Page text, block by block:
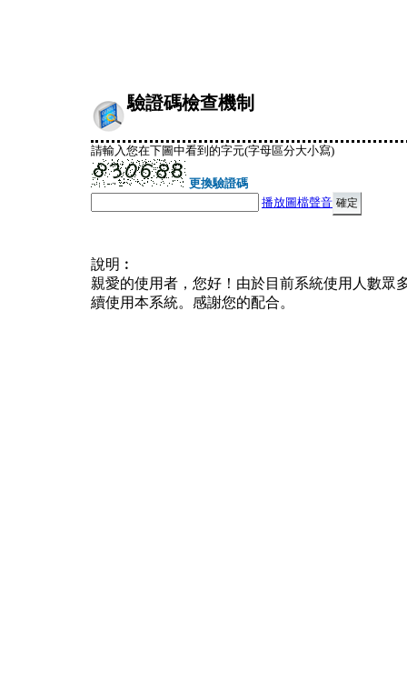
驗證碼檢查機制
請輸入您在下圖中看到的字元(字母區分大小寫)
更換驗證碼
播放圖檔聲音
說明︰
親愛的使用者，您好！由於目前系統使用人數眾
續使用本系統。感謝您的配合。